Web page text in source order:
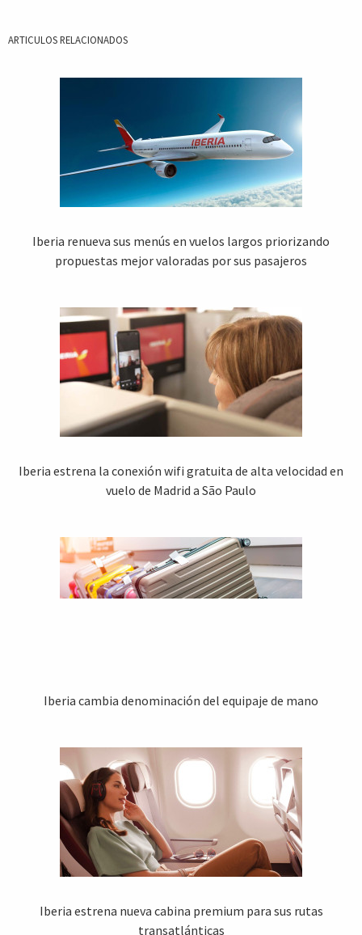
ARTICULOS RELACIONADOS
Iberia renueva sus menús en vuelos largos priorizando
propuestas mejor valoradas por sus pasajeros
Iberia estrena la conexión wifi gratuita de alta velocidad en
vuelo de Madrid a São Paulo
Iberia cambia denominación del equipaje de mano
Iberia estrena nueva cabina premium para sus rutas
transatlánticas